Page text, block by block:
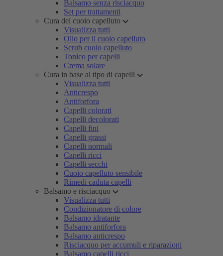
Balsamo senza risciacquo
Set per trattamenti
Cura del cuoio capelluto
Visualizza tutti
Olio per il cuoio capelluto
Scrub cuoio capelluto
Tonico per capelli
Crema solare
Cura in base al tipo di capelli
Visualizza tutti
Anticrespo
Antiforfora
Capelli colorati
Capelli decolorati
Capelli fini
Capelli grassi
Capelli normali
Capelli ricci
Capelli secchi
Cuoio capelluto sensibile
Rimedi caduta capelli
Balsamo e risciacquo
Visualizza tutti
Condizionatore di colore
Balsamo idratante
Balsamo antiforfora
Balsamo anticrespo
Risciacquo per accumuli e riparazioni
Balsamo capelli ricci